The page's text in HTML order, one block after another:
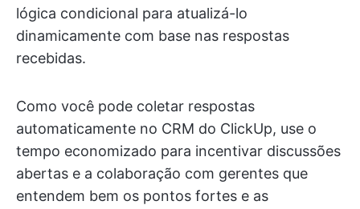
lógica condicional para atualizá-lo
dinamicamente com base nas respostas
recebidas.
Como você pode coletar respostas
automaticamente no CRM do ClickUp, use o
tempo economizado para incentivar discussões
abertas e a colaboração com gerentes que
entendem bem os pontos fortes e as